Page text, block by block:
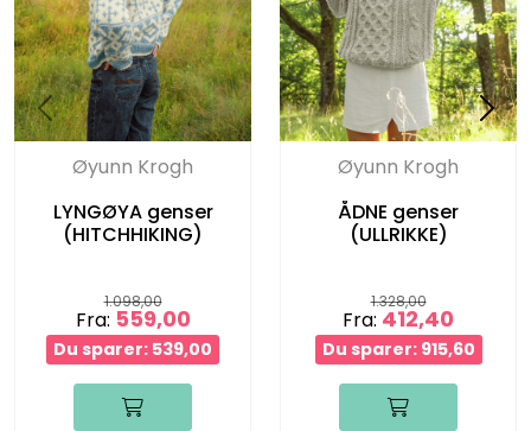
Øyunn Krogh
LYNGØYA genser
(HITCHHIKING)
1.098,00
Fra: 559,00
Du sparer: 539,00
Øyunn Krogh
ÅDNE genser
(ULLRIKKE)
1.328,00
Fra: 412,40
Du sparer: 915,60